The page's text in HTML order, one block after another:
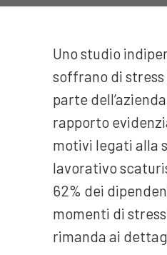
Uno studio
soffrano di
parte
rapporto
motivi legati alla
lavorativo
62% dei
momenti di
rimanda ai